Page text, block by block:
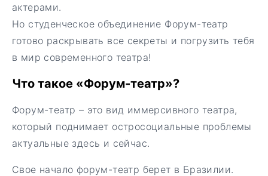
актерами.
Но студенческое объединение Форум-театр
готово раскрывать все секреты и погрузить тебя
в мир современного театра!
Что такое «Форум-театр»?
Форум-театр – это вид иммерсивного театра,
который поднимает остросоциальные проблемы
актуальные здесь и сейчас.
Свое начало форум-театр берет в Бразилии.